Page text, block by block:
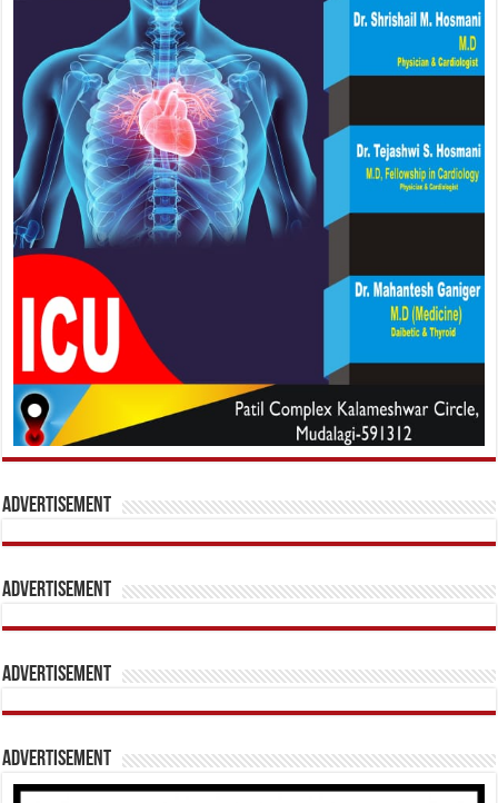
Advertisement
Advertisement
Advertisement
Advertisement